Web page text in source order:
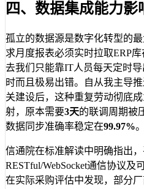
四、数据集成能力
孤立的数据源是数字化转型的
求月度报表必须实时拉取ERP
去我们只能靠IT人员每天定时
时而且极易出错。自从我主导
关建设后，这种重复劳动彻底
射，原本需要3天的联调周期被
数据同步准确率稳定在99.97%。
信通院在标准解读中明确指出
RESTful/WebSocket通信协议及
在实际采购评估中发现，部分